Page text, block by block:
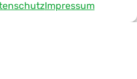
Impressum